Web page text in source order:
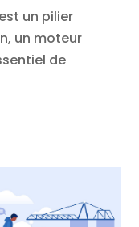
un pilier
un moteur
de